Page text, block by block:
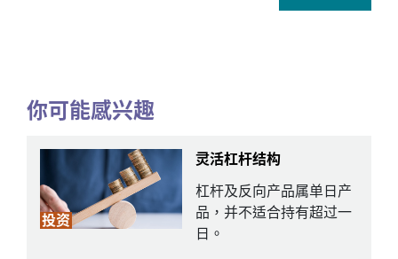
你可能感兴趣
投资
灵活杠杆结构
杠杆及反向产品属单日产
品，并不适合持有超过一
日。